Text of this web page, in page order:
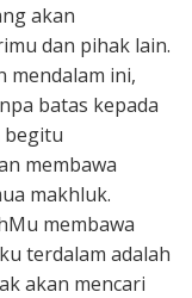
akan
dan pihak lain.
mendalam ini,
batas kepada
begitu
membawa
makhluk.
membawa
terdalam adalah
akan mencari